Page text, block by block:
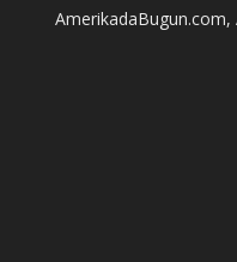
AmerikadaBugun.com,